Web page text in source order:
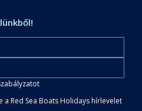
Red Sea Boats Holidays hírlevelet